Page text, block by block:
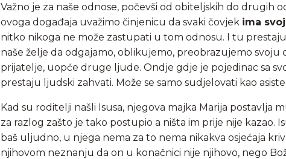
Važno je za naše odnose, počevši od obiteljskih do drugih
ovoga događaja uvažimo činjenicu da svaki čovjek ima
nitko nikoga ne može zastupati u tom odnosu. I tu
naše želje da odgajamo, oblikujemo, preobrazujemo svoju
prijatelje, uopće druge ljude. Ondje gdje je pojedinac sa
prestaju ljudski zahvati. Može se samo sudjelovati kao
Kad su roditelji našli Isusa, njegova majka Marija postavlja
za razlog zašto je tako postupio a ništa im prije nije kazao.
baš uljudno, u njega nema za to nema nikakva osjećaja
njihovom neznanju da on u konačnici nije njihovo, nego